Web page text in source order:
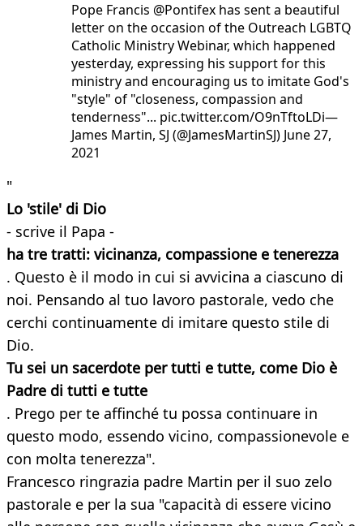
Pope Francis @Pontifex has sent a beautiful
letter on the occasion of the Outreach LGBTQ
Catholic Ministry Webinar, which happened
yesterday, expressing his support for this
ministry and encouraging us to imitate God's
"style" of "closeness, compassion and
tenderness"... pic.twitter.com/O9nTftoLDi—
James Martin, SJ (@JamesMartinSJ) June 27,
2021
"
Lo 'stile' di Dio
- scrive il Papa -
ha tre tratti: vicinanza, compassione e tenerezza
. Questo è il modo in cui si avvicina a ciascuno di
noi. Pensando al tuo lavoro pastorale, vedo che
cerchi continuamente di imitare questo stile di
Dio.
Tu sei un sacerdote per tutti e tutte, come Dio è
Padre di tutti e tutte
. Prego per te affinché tu possa continuare in
questo modo, essendo vicino, compassionevole e
con molta tenerezza".
Francesco ringrazia padre Martin per il suo zelo
pastorale e per la sua "capacità di essere vicino